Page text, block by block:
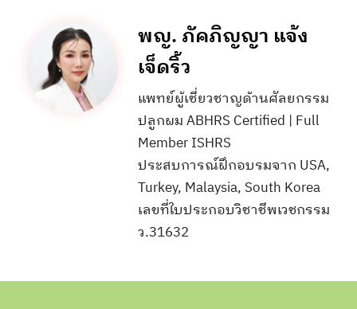
พญ. ภัคภิญญา แจ้ง
เจ็ดริ้ว
แพทย์ผู้เชี่ยวชาญด้านศัลยกรรม
ปลูกผม ABHRS Certified | Full
Member ISHRS
ประสบการณ์ฝึกอบรมจาก USA,
Turkey, Malaysia, South Korea
เลขที่ใบประกอบวิชาชีพเวชกรรม
ว.31632